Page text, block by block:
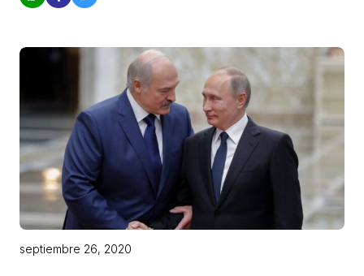
septiembre 26, 2020